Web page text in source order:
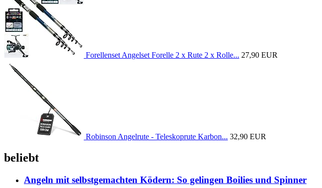
Forellenset Angelset Forelle 2 x Rute 2 x Rolle... 27,90 EUR
Robinson Angelrute - Teleskoprute Karbon... 32,90 EUR
beliebt
Angeln mit selbstgemachten Ködern: So gelingen Boilies und Spinner